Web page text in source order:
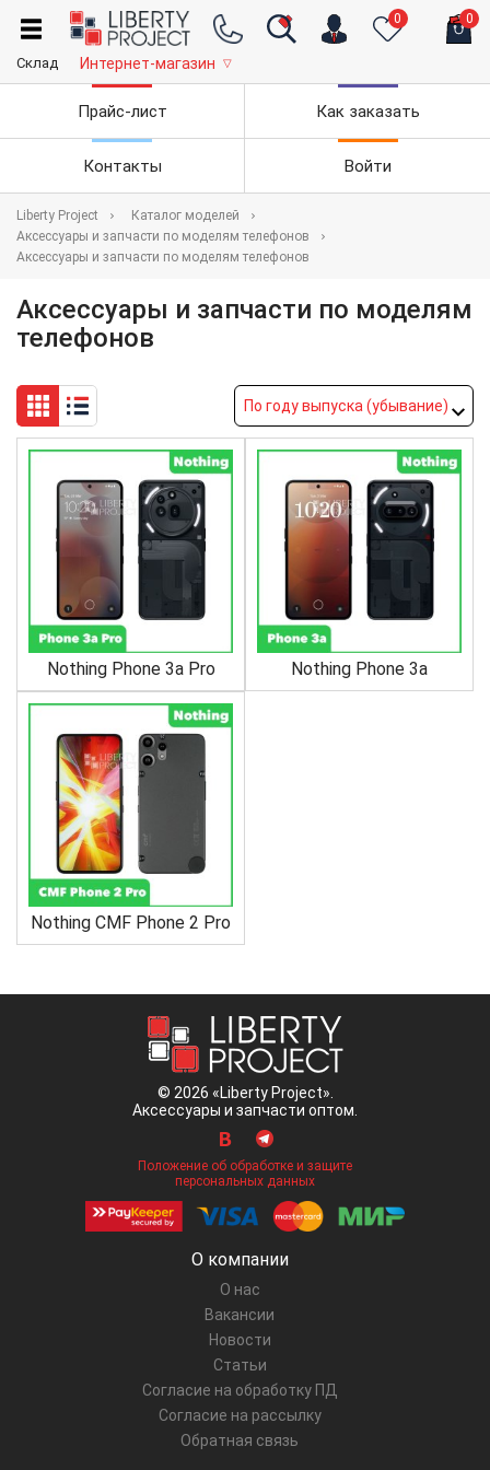
0 0
Склад Интернет-магазин ▽
Прайс-лист Как заказать
Контакты Войти
Liberty Project
Каталог моделей
Аксессуары и запчасти по моделям телефонов
Аксессуары и запчасти по моделям телефонов
Аксессуары и запчасти по моделям
телефонов
По году выпуска (убывание)
Nothing Phone 3a Pro Nothing Phone 3a
Nothing CMF Phone 2 Pro
© 2026 «Liberty Project».
Аксессуары и запчасти оптом.
Положение об обработке и защите
персональных данных
О компании
О нас
Вакансии
Новости
Статьи
Согласие на обработку ПД
Согласие на рассылку
Обратная связь